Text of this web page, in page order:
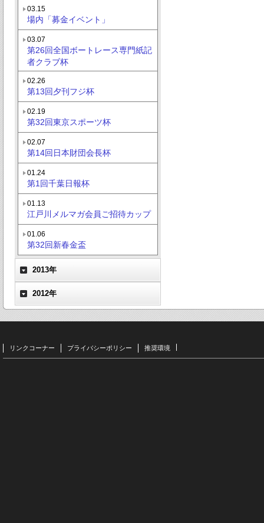
03.15
場内「募金イベント」
03.07
第26回全国ボートレース専門紙記
者クラブ杯
02.26
第13回夕刊フジ杯
02.19
第32回東京スポーツ杯
02.07
第14回日本財団会長杯
01.24
第1回千葉日報杯
01.13
江戸川メルマガ会員ご招待カップ
01.06
第32回新春金盃
2013年
2012年
リンクコーナー プライバシーポリシー 推奨環境